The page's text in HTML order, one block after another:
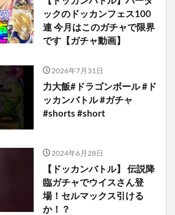
ックのドッカンフェス100
連 今月はこのガチャで限界
です【ガチャ動画】
2026年7月31日
力大飯#ドラゴンボール #ド
ッカンバトル #ガチャ
#shorts #short
2024年6月28日
【ドッカンバトル】 伝説降
臨ガチャでウイスさん登
場！セルマックス引ける
か！？